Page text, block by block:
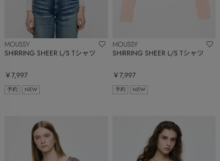
MOUSSY
SHIRRING SHEER L/S Tシャツ
￥7,997
予約 NEW
MOUSSY
SHIRRING SHEER L/S Tシャツ
￥7,997
予約 NEW